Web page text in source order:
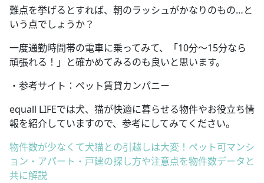
難点を挙げるとすれば、朝のラッシュがかなりのもの…と
いう点でしょうか？
一度通勤時間帯の電車に乗ってみて、「10分～15分なら
頑張れる！」と確かめてみるのも良いと思います。
・参考サイト：ペット賃貸カンパニー
equall LIFEでは犬、猫が快適に暮らせる物件やお役立ち情
報を紹介していますので、参考にしてみてください。
物件数が少なくて犬猫との引越しは大変！ペット可マンシ
ョン・アパート・戸建の探し方や注意点を物件数データと
共に解説